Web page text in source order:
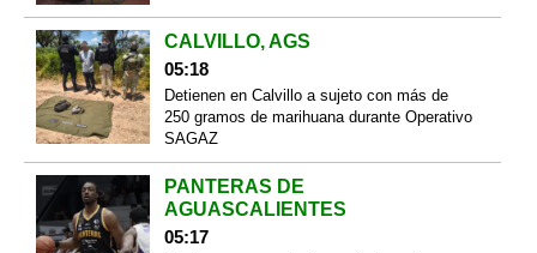
CALVILLO, AGS
05:18
Detienen en Calvillo a sujeto con más de
250 gramos de marihuana durante Operativo
SAGAZ
PANTERAS DE
AGUASCALIENTES
05:17